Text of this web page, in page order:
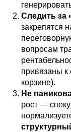
Следить за
закрепятся
вопросам
привязаны
корзине).
Не
рост —